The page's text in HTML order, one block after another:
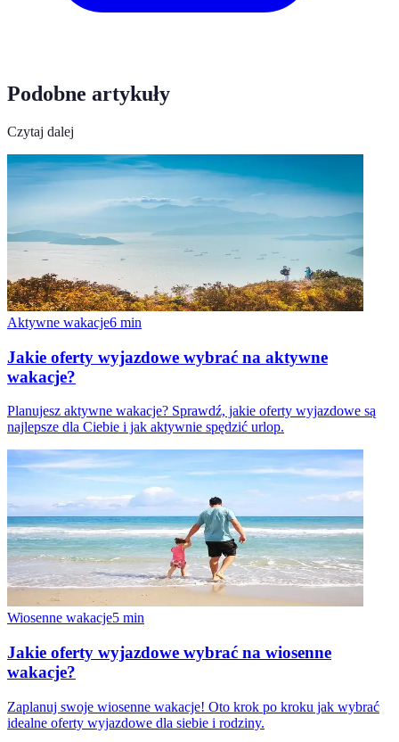
Podobne artykuły
Czytaj dalej
Aktywne wakacje6 min
Jakie oferty wyjazdowe wybrać na aktywne
wakacje?
Planujesz aktywne wakacje? Sprawdź, jakie oferty wyjazdowe są
najlepsze dla Ciebie i jak aktywnie spędzić urlop.
Wiosenne wakacje5 min
Jakie oferty wyjazdowe wybrać na wiosenne
wakacje?
Zaplanuj swoje wiosenne wakacje! Oto krok po kroku jak wybrać
idealne oferty wyjazdowe dla siebie i rodziny.